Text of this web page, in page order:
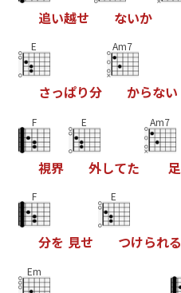
追い越せ ないか
E
さっぱり分
Am7
からない
F
視界
E
外してた
Am7
足
F
分を 見せ
E
つけられる
Em